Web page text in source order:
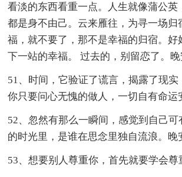
看淡的东西看重一点。人生就像蒲公英
都是身不由己。云来雁往，为寻一场归
福，就不要了，那不是幸福的归宿。好
下一站的幸福。 过去的，别留恋了。晚
51、时间，它验证了谎言，揭露了现实
你只要问心无愧的做人，一切自有命运
52、忽然有那么一瞬间，感觉到自己可
的时光里，是谁在思念里独自流浪。晚
53、想要别人尊重你，首先就要学会尊